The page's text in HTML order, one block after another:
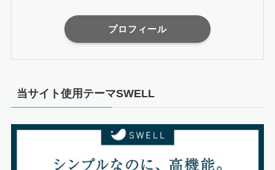
プロフィール
当サイト使用テーマSWELL